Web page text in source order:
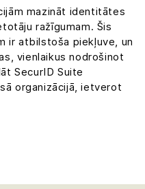
mazināt identitātes
ražīgumam. Šis
ir atbilstoša piekļuve, un
vienlaikus nodrošinot
SecurID Suite
organizācijā, ietverot